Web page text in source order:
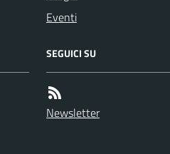
Eventi
SEGUICI SU
Newsletter